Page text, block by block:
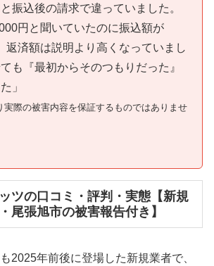
振込後の請求で違っていました。
円と聞いていたのに振込額が
返済額は説明より高くなっていまし
も『最初からそのつもりだった』
」
際の被害内容を保証するものではありませ
ツの口コミ・評判・実態【新規
尾張旭市の被害報告付き】
2025年前後に登場した新規業者で、